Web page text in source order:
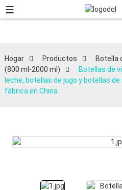
Hogar Productos Botella
(800 ml-2000 ml)
Botellas de
leche, botellas de jugo y botellas
fábrica en China.